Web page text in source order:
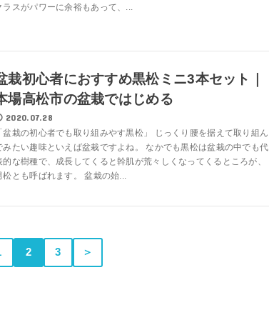
ラスがパワーに余裕もあって、...
栽初心者におすすめ黒松ミニ3本セット｜
場高松市の盆栽ではじめる
2020.07.28
盆栽の初心者でも取り組みやす黒松」 じっくり腰を据えて取り組ん
みたい趣味といえば盆栽ですよね。 なかでも黒松は盆栽の中でも代
的な樹種で、成長してくると幹肌が荒々しくなってくるところが、
松とも呼ばれます。 盆栽の始...
2 3 ＞